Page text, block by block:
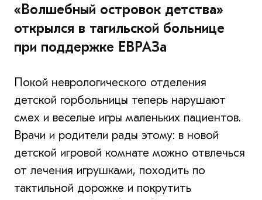
«Волшебный островок детства»
открылся в тагильской больнице
при поддержке ЕВРАЗа
Покой неврологического отделения
детской горбольницы теперь нарушают
смех и веселые игры маленьких пациентов.
Врачи и родители рады этому: в новой
детской игровой комнате можно отвлечься
от лечения игрушками, походить по
тактильной дорожке и покрутить